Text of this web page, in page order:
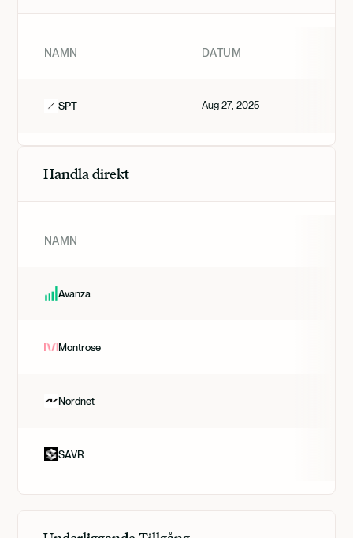
NAMN DATUM
SPT Aug 27, 2025
Handla direkt
NAMN
Avanza
Montrose
Nordnet
SAVR